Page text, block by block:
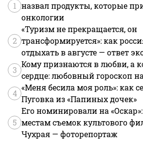
1 назвал продукты, которые
онкологии
2
«Туризм не прекращается, он
трансформируется»: как
отдыхать в августе — ответ
3
Кому признаются в любви, а
сердце: любовный гороскоп
4
«Меня бесила моя роль»: как
Пуговка из «Папиных дочек»
5
Его номинировали на
местам съемок культового
Чухрая — фоторепортаж